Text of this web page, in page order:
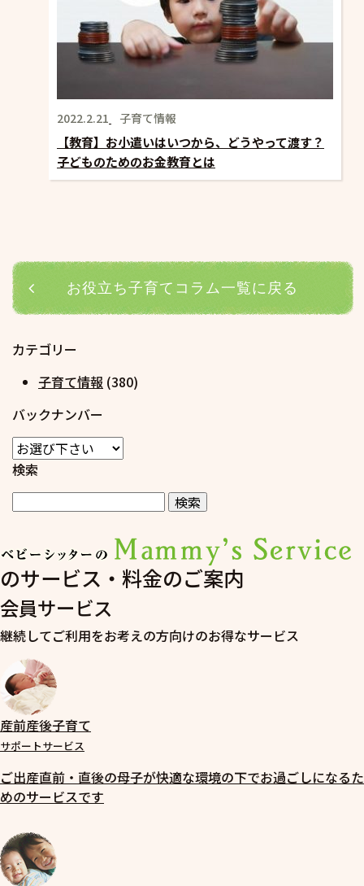
2022.2.21 子育て情報
【教育】お小遣いはいつから、どうやって渡す？
子どものためのお金教育とは
お役立ち子育てコラム一覧に戻る
カテゴリー
子育て情報 (380)
バックナンバー
検索
のサービス・料金のご案内
会員サービス
継続してご利用をお考えの方向けのお得なサービス
産前産後子育て
サポートサービス
ご出産直前・直後の母子が快適な環境の下でお過ごしになるた
めのサービスです